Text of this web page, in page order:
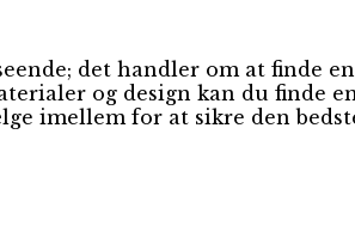
det handler om at finde
og design kan du finde
imellem for at sikre den